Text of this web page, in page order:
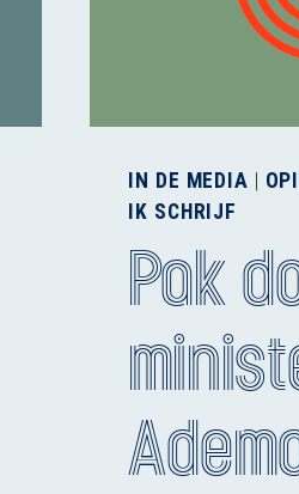
IN DE MEDIA
IK SCHRIJF
Pak